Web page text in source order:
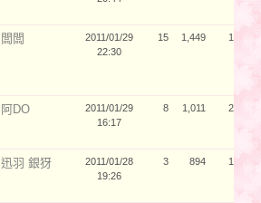
闆闆
2011/01/29
22:30
15 1,449 1
阿DO
2011/01/29
16:17
8 1,011 2
迅羽 銀犽
2011/01/28
19:26
3 894 1